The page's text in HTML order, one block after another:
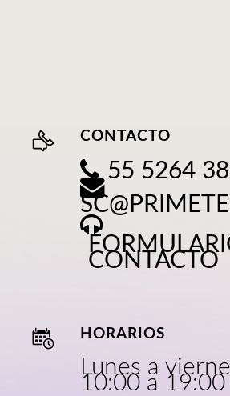
CONTACTO
55 5264
CONTACTO
HORARIOS
Lunes a
10:00 a